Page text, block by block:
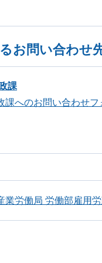
お問い合わせ
課
課へのお問い合わせフ
業労働局 労働部雇用